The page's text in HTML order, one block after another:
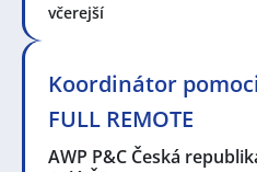
včerejší
Koordinátor
FULL REMOTE
AWP P&C Česká